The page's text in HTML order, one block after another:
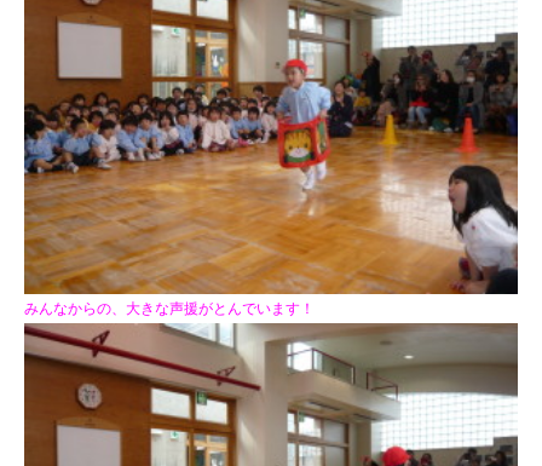
みんなからの、大きな声援がとんでいます！